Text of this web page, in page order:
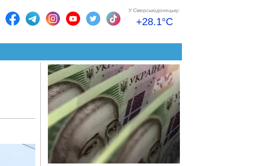
У Сіверськодонецьку:
+28.1°C